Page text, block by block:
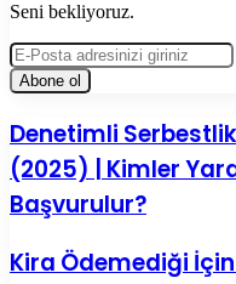
Seni bekliyoruz.
E-
Posta
adresinizi
Denetimli
Serbestlik
Dilekçesi
Örneği
PDF
|
Kimler
Denetimli
(2025) | Kimler
Başvurulur?
Kira
Ödemediği
Kira Ödemediği